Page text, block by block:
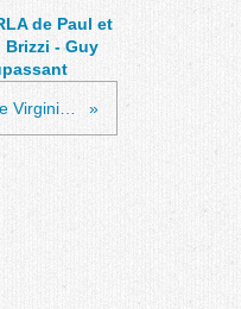
de Paul et
Brizzi - Guy